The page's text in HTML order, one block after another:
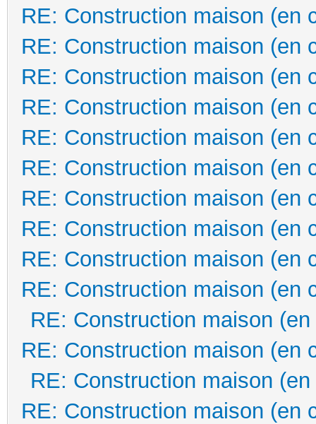
RE: Construction maison (en
RE: Construction maison (en
RE: Construction maison (en
RE: Construction maison (en
RE: Construction maison (en
RE: Construction maison (en
RE: Construction maison (en
RE: Construction maison (en
RE: Construction maison (en
RE: Construction maison (en
RE: Construction maison
RE: Construction maison (en
RE: Construction maison
RE: Construction maison (en